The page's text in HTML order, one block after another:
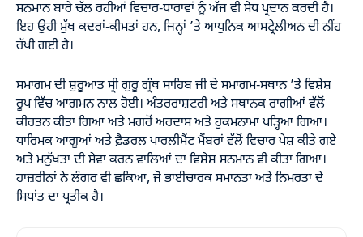
ਸਨਮਾਨ ਬਾਰੇ ਚੱਲ ਰਹੀਆਂ ਵਿਚਾਰ-ਧਾਰਾਵਾਂ ਨੂੰ ਅੱਜ ਵੀ ਸੇਧ ਪ੍ਰਦਾਨ ਕਰਦੀ ਹੈ।
ਇਹ ਉਹੀ ਮੁੱਖ ਕਦਰਾਂ-ਕੀਮਤਾਂ ਹਨ, ਜਿਨ੍ਹਾਂ ’ਤੇ ਆਧੁਨਿਕ ਆਸਟ੍ਰੇਲੀਅਨ ਦੀ ਨੀਂਹ
ਰੱਖੀ ਗਈ ਹੈ।
ਸਮਾਗਮ ਦੀ ਸ਼ੁਰੂਆਤ ਸ੍ਰੀ ਗੁਰੂ ਗ੍ਰੰਥ ਸਾਹਿਬ ਜੀ ਦੇ ਸਮਾਗਮ-ਸਥਾਨ ’ਤੇ ਵਿਸ਼ੇਸ਼
ਰੂਪ ਵਿੱਚ ਆਗਮਨ ਨਾਲ ਹੋਈ। ਅੰਤਰਰਾਸ਼ਟਰੀ ਅਤੇ ਸਥਾਨਕ ਰਾਗੀਆਂ ਵੱਲੋਂ
ਕੀਰਤਨ ਕੀਤਾ ਗਿਆ ਅਤੇ ਮਗਰੋਂ ਅਰਦਾਸ ਅਤੇ ਹੁਕਮਨਾਮਾ ਪੜ੍ਹਿਆ ਗਿਆ।
ਧਾਰਿਮਕ ਆਗੂਆਂ ਅਤੇ ਫ਼ੈਡਰਲ ਪਾਰਲੀਮੈਂਟ ਮੈਂਬਰਾਂ ਵੱਲੋਂ ਵਿਚਾਰ ਪੇਸ਼ ਕੀਤੇ ਗਏ
ਅਤੇ ਮਨੁੱਖਤਾ ਦੀ ਸੇਵਾ ਕਰਨ ਵਾਲਿਆਂ ਦਾ ਵਿਸ਼ੇਸ਼ ਸਨਮਾਨ ਵੀ ਕੀਤਾ ਗਿਆ।
ਹਾਜ਼ਰੀਨਾਂ ਨੇ ਲੰਗਰ ਵੀ ਛਕਿਆ, ਜੋ ਭਾਈਚਾਰਕ ਸਮਾਨਤਾ ਅਤੇ ਨਿਮਰਤਾ ਦੇ
ਸਿਧਾਂਤ ਦਾ ਪ੍ਰਤੀਕ ਹੈ।